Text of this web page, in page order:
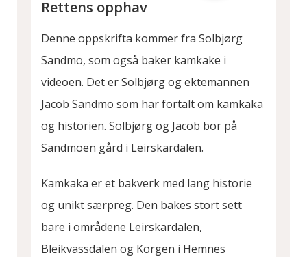
Rettens opphav
Denne oppskrifta kommer fra Solbjørg
Sandmo, som også baker kamkake i
videoen. Det er Solbjørg og ektemannen
Jacob Sandmo som har fortalt om kamkaka
og historien. Solbjørg og Jacob bor på
Sandmoen gård i Leirskardalen.
Kamkaka er et bakverk med lang historie
og unikt særpreg. Den bakes stort sett
bare i områdene Leirskardalen,
Bleikvassdalen og Korgen i Hemnes